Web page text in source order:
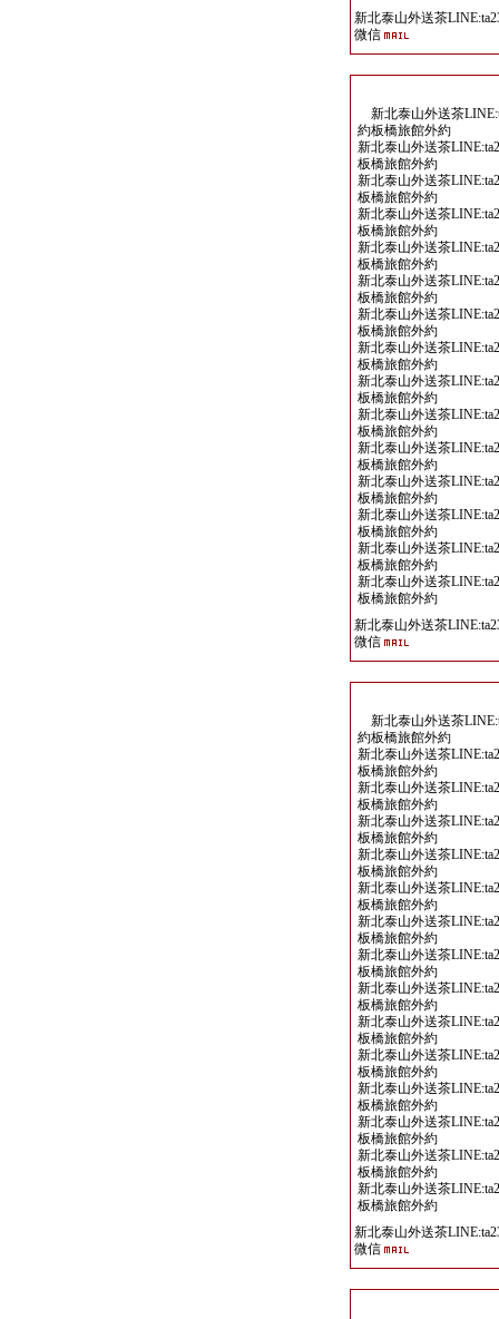
新北泰山外送茶
微信
新北泰山外送茶
約板橋旅館外約
新北泰山外送茶
板橋旅館外約
新北泰山外送茶
板橋旅館外約
新北泰山外送茶
板橋旅館外約
新北泰山外送茶
板橋旅館外約
新北泰山外送茶
板橋旅館外約
新北泰山外送茶
板橋旅館外約
新北泰山外送茶
板橋旅館外約
新北泰山外送茶
板橋旅館外約
新北泰山外送茶
板橋旅館外約
新北泰山外送茶
板橋旅館外約
新北泰山外送茶
板橋旅館外約
新北泰山外送茶
板橋旅館外約
新北泰山外送茶
板橋旅館外約
新北泰山外送茶
板橋旅館外約
新北泰山外送茶
微信
新北泰山外送茶
約板橋旅館外約
新北泰山外送茶
板橋旅館外約
新北泰山外送茶
板橋旅館外約
新北泰山外送茶
板橋旅館外約
新北泰山外送茶
板橋旅館外約
新北泰山外送茶
板橋旅館外約
新北泰山外送茶
板橋旅館外約
新北泰山外送茶
板橋旅館外約
新北泰山外送茶
板橋旅館外約
新北泰山外送茶
板橋旅館外約
新北泰山外送茶
板橋旅館外約
新北泰山外送茶
板橋旅館外約
新北泰山外送茶
板橋旅館外約
新北泰山外送茶
板橋旅館外約
新北泰山外送茶
板橋旅館外約
新北泰山外送茶
微信